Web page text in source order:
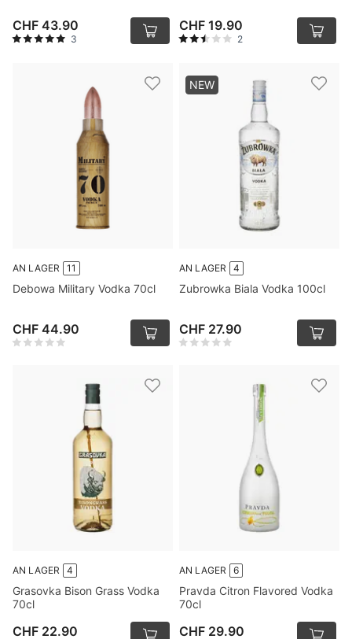
CHF 43.90
3
CHF 19.90
2
AN LAGER 11
Debowa Military Vodka 70cl
CHF 44.90
AN LAGER 4
Zubrowka Biala Vodka 100cl
NEW
CHF 27.90
AN LAGER 4
Grasovka Bison Grass Vodka
70cl
CHF 22.90
AN LAGER 6
Pravda Citron Flavored Vodka
70cl
CHF 29.90